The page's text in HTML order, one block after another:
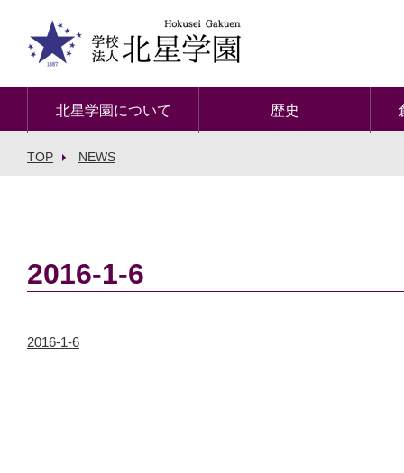
北星学園について 歴史
TOP NEWS
2016-1-6
2016-1-6